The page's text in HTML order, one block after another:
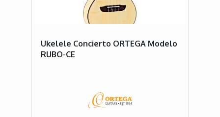
Ukelele Concierto ORTEGA Modelo
RUBO-CE